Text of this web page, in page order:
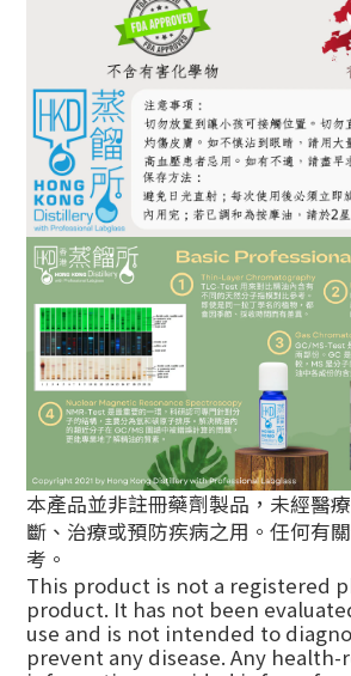
本產品並非註冊藥劑製品，未經醫
斷、治療或預防疾病之用。任何有
考。
This product is not a registered
product. It has not been
use and is not intended to
prevent any disease. Any health-